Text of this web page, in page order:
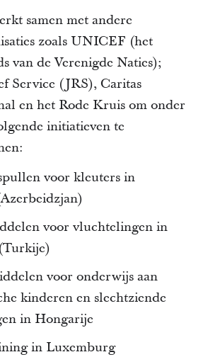
samen met andere
zoals UNICEF (het
van de Verenigde Naties);
Service (JRS), Caritas
en het Rode Kruis om onder
initiatieven te
voor kleuters in
voor vluchtelingen in
Turkije)
voor onderwijs aan
kinderen en slechtziende
in Hongarije
in Luxemburg